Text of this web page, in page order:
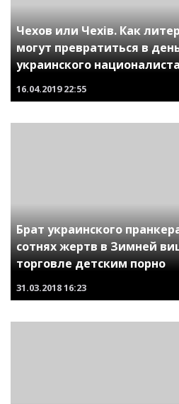
Чехов или Чехiв. Как
могут превратиться в
украинского
16.04.2019 22:55
Брат украинского
сотнях жертв в Зимней
торговле детским порно
31.03.201816:23